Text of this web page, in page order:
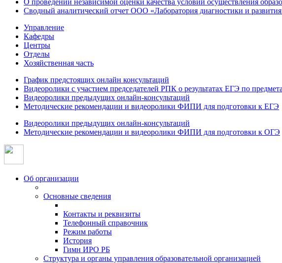
О проведении независимой оценки качества условий осуществления
Сводный аналитический отчет ООО «Лаборатория диагностики и
Управление
Кафедры
Центры
Отделы
Хозяйственная часть
График предстоящих онлайн консультаций
Видеоролики с участием председателей РПК о результатах ЕГЭ по
Видеоролики предыдущих онлайн-консультаций
Методические рекомендации и видеоролики ФИПИ для подготовки к ЕГЭ
Видеоролики предыдущих онлайн-консультаций
Методические рекомендации и видеоролики ФИПИ для подготовки к ОГЭ
Об организации
Основные сведения
Контакты и реквизиты
Телефонный справочник
Режим работы
История
Гимн ИРО РБ
Структура и органы управления образовательной организацией